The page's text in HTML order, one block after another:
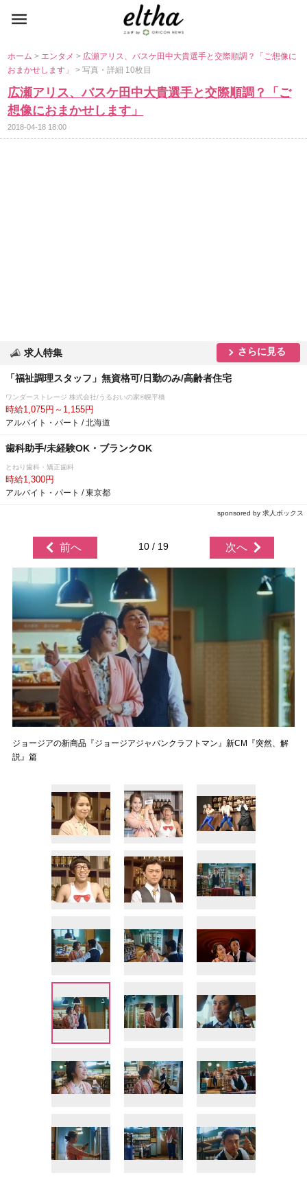
ホーム> エンタメ> 広瀬アリス、バスケ田中大貴選手と交際順調？「ご想像に
おまかせします」> 写真・詳細 10枚目
広瀬アリス、バスケ田中大貴選手と交際順調？「ご
想像におまかせします」
2018-04-18 18:00
求人特集 さらに見る
「福祉調理スタッフ」無資格可/日勤のみ/高齢者住宅
ワンダーストレージ 株式会社/うるおいの家®幌平橋
時給1,075円～1,155円
アルバイト・パート / 北海道
歯科助手/未経験OK・ブランクOK
とねり歯科・矯正歯科
時給1,300円
アルバイト・パート / 東京都
sponsored by 求人ボックス
前へ 10 / 19 次へ
ジョージアの新商品『ジョージアジャパンクラフトマン』新CM『突然、解
説』篇